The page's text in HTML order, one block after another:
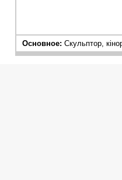
Основное: Cкульптор,